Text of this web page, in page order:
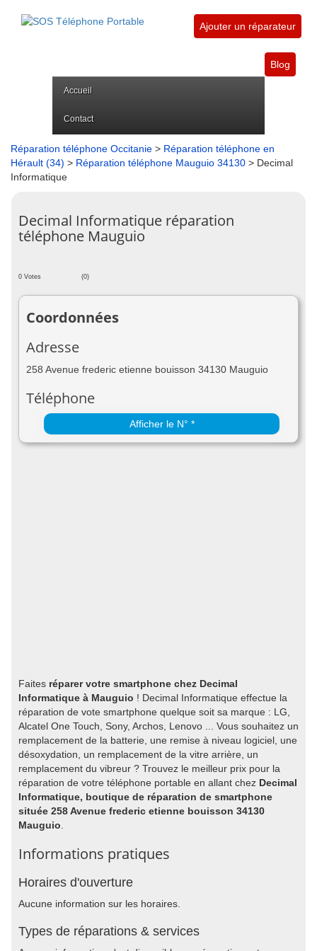
Ajouter un réparateur
Blog
Accueil
Contact
Réparation téléphone Occitanie > Réparation téléphone en
Hérault (34) > Réparation téléphone Mauguio 34130 > Decimal
Informatique
Decimal Informatique réparation
téléphone Mauguio
0 Votes (0)
Coordonnées
Adresse
258 Avenue frederic etienne bouisson 34130 Mauguio
Téléphone
Afficher le N° *
Faites réparer votre smartphone chez Decimal
Informatique à Mauguio ! Decimal Informatique effectue la
réparation de vote smartphone quelque soit sa marque : LG,
Alcatel One Touch, Sony, Archos, Lenovo ... Vous souhaitez un
remplacement de la batterie, une remise à niveau logiciel, une
désoxydation, un remplacement de la vitre arrière, un
remplacement du vibreur ? Trouvez le meilleur prix pour la
réparation de votre téléphone portable en allant chez Decimal
Informatique, boutique de réparation de smartphone
située 258 Avenue frederic etienne bouisson 34130
Mauguio
Informations pratiques
Horaires d'ouverture
Aucune information sur les horaires.
Types de réparations & services